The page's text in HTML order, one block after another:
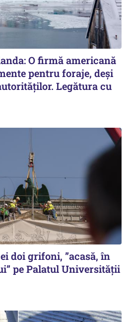
O firmă americană
pentru foraje, deși
Legătura cu
doi grifoni, ”acasă, în
pe Palatul Universității